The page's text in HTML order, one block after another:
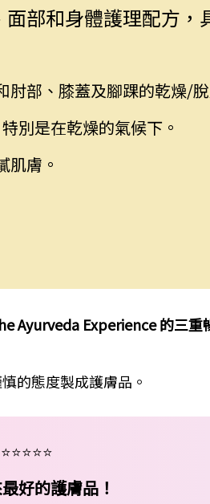
部和身體護理配方，
肘部、膝蓋及腳踝的乾燥/
別是在乾燥的氣候下。
肌膚。
Ayurveda Experience 的三重
的態度製成護膚品。
⭐⭐⭐⭐⭐
好的護膚品！